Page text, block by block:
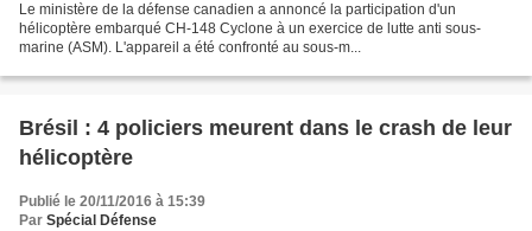
Le ministère de la défense canadien a annoncé la participation d'un
hélicoptère embarqué CH-148 Cyclone à un exercice de lutte anti sous-
marine (ASM). L'appareil a été confronté au sous-m...
Brésil : 4 policiers meurent dans le crash de leur
hélicoptère
Publié le 20/11/2016 à 15:39
Par Spécial Défense